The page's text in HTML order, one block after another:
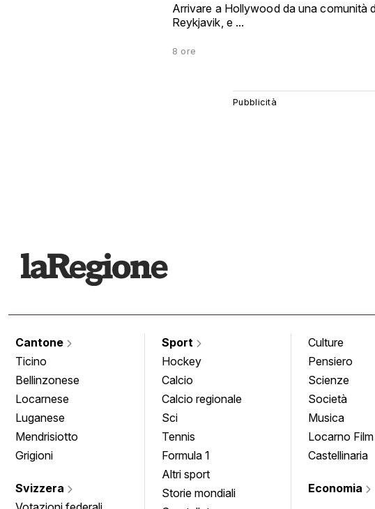
Arrivare a Hollywood da una comunità
Reykjavik, e ...
8 ore
Cantone
Ticino
Bellinzonese
Locarnese
Luganese
Mendrisiotto
Grigioni
Svizzera
Sport
Hockey
Calcio
Calcio regionale
Sci
Tennis
Formula 1
Altri sport
Storie mondiali
Culture
Pensiero
Scienze
Società
Musica
Locarno
Castellinaria
Economia